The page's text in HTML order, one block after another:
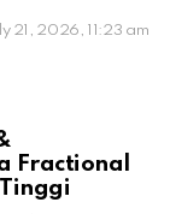
21, 2026, 11:23 am
Fractional